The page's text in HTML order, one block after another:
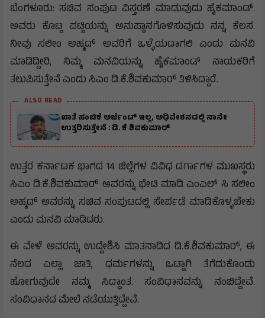
ಬೆಂಗಳೂರು: ಸಚಿವ ಸಂಪುಟ ವಿಸ್ತರಣೆ ಮಾಡುವುದು ಹೈಕಮಾಂಡ್.
ಅವರು ಕೊಟ್ಟ ಪಟ್ಟಿಯನ್ನು ಅನುಷ್ಠಾನಗೊಳಿಸುವುದು ನನ್ನ ಕೆಲಸ.
ನೀವು ಸಲೀಂ ಅಹ್ಮದ್ ಅವರಿಗೆ ಒಳ್ಳೆಯದಾಗಲಿ ಎಂದು ಮನವಿ
ಮಾಡಿದ್ದೀರಿ, ನಿಮ್ಮ ಮನವಿಯನ್ನು ಹೈಕಮಾಂಡ್ ನಾಯಕರಿಗೆ
ತಲುಪಿಸುತ್ತೇನೆ ಎಂದು ಸಿಎಂ ಡಿ.ಕೆ.ಶಿವಕುಮಾರ್ ತಿಳಿಸಿದ್ದಾರೆ.
ALSO READ
ಖಾತೆ ಹಂಚಿಕೆ ಅರ್ಜೆಂಟ್ ಇಲ್ಲ, ಅಧಿವೇಶನದಲ್ಲಿ ನಾನೇ
ಉತ್ತರಿಸುತ್ತೇನೆ : ಡಿ. ಕೆ ಶಿವಕುಮಾರ್
ಉತ್ತರ ಕರ್ನಾಟಕ ಭಾಗದ 14 ಜಿಲ್ಲೆಗಳ ವಿವಿಧ ದರ್ಗಾಗಳ ಮುಖಸ್ಥರು
ಸಿಎಂ ಡಿ.ಕೆ.ಶಿವಕುಮಾರ್ ಅವರನ್ನು ಭೇಟಿ ಮಾಡಿ ಎಂಎಲ್ ಸಿ ಸಲೀಂ
ಅಹ್ಮದ್ ಅವರನ್ನು ಸಚಿವ ಸಂಪುಟದಲ್ಲಿ ಸೇರ್ಪಡೆ ಮಾಡಿಕೊಳ್ಳಬೇಕು
ಎಂದು ಮನವಿ ಮಾಡಿದರು.
ಈ ವೇಳೆ ಅವರನ್ನು ಉದ್ದೇಶಿಸಿ ಮಾತನಾಡಿದ ಡಿ.ಕೆ.ಶಿವಕುಮಾರ್, ಈ
ನೆಲದ ಎಲ್ಲಾ ಜಾತಿ, ಧರ್ಮಗಳನ್ನು ಒಟ್ಟಾಗಿ ತೆಗೆದುಕೊಂಡು
ಹೋಗುವುದೇ ನಮ್ಮ ಸಿದ್ಧಾಂತ. ಸಂವಿಧಾನವನ್ನು ನಂಬಿದ್ದೇವೆ.
ಸಂವಿಧಾನದ ಮೇಲೆ ನಡೆಯುತ್ತಿದ್ದೇವೆ.